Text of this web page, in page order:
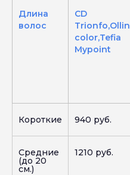
Длина
волос
CD
Trionfo,Ollin
color,Tefia
Mypoint
Короткие 940 руб.
Средние
(до 20
см.)
1210 руб.